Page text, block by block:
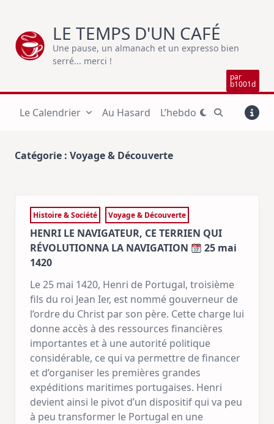
content
LE TEMPS D'UN CAFÉ
Une pause, un almanach et un expresso bien
serré... merci !
par
b1001d
Le Calendrier Au Hasard L’hebdo
Catégorie : Voyage & Découverte
Histoire & Société Voyage & Découverte
HENRI LE NAVIGATEUR, CE TERRIEN QUI
RÉVOLUTIONNA LA NAVIGATION
25 mai
1420
Le 25 mai 1420, Henri de Portugal, troisième
fils du roi Jean Ier, est nommé gouverneur de
l’ordre du Christ par son père. Cette charge lui
donne accès à des ressources financières
importantes et à une autorité politique
considérable, ce qui va permettre de financer
et d’organiser les premières grandes
expéditions maritimes portugaises. Henri
devient ainsi le pivot d’un dispositif qui va peu
à peu transformer le Portugal en une